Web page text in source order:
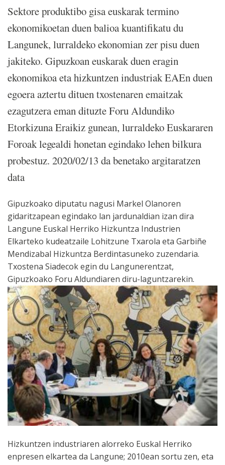
Sektore produktibo gisa euskarak termino
ekonomikoetan duen balioa kuantifikatu du
Langunek, lurraldeko ekonomian zer pisu duen
jakiteko. Gipuzkoan euskarak duen eragin
ekonomikoa eta hizkuntzen industriak EAEn duen
egoera aztertu dituen txostenaren emaitzak
ezagutzera eman dituzte Foru Aldundiko
Etorkizuna Eraikiz gunean, lurraldeko Euskararen
Foroak legealdi honetan egindako lehen bilkura
probestuz. 2020/02/13 da benetako argitaratzen
data
Gipuzkoako diputatu nagusi Markel Olanoren
gidaritzapean egindako lan jardunaldian izan dira
Langune Euskal Herriko Hizkuntza Industrien
Elkarteko kudeatzaile Lohitzune Txarola eta Garbiñe
Mendizabal Hizkuntza Berdintasuneko zuzendaria.
Txostena Siadecok egin du Langunerentzat,
Gipuzkoako Foru Aldundiaren diru-laguntzarekin.
Hizkuntzen industriaren alorreko Euskal Herriko
enpresen elkartea da Langune; 2010ean sortu zen, eta